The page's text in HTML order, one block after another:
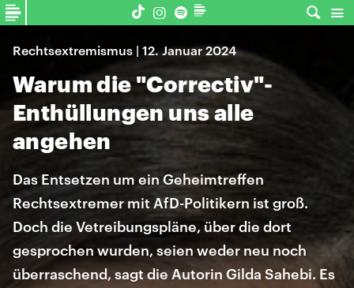
Rechtsextremismus | 12. Januar 2024
Warum die "Correctiv"-
Enthüllungen uns alle
angehen
Das Entsetzen um ein Geheimtreffen
Rechtsextremer mit AfD-Politikern ist groß.
Doch die Vetreibungspläne, über die dort
gesprochen wurden, seien weder neu noch
überraschend, sagt die Autorin Gilda Sahebi. Es